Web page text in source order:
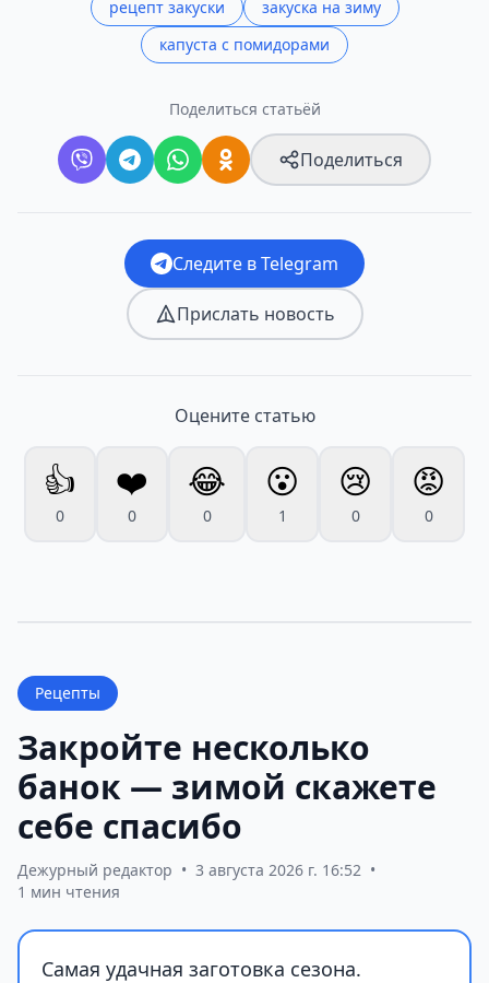
рецепт закуски
закуска на зиму
капуста с помидорами
Поделиться статьёй
Поделиться
Следите в Telegram
Прислать новость
Оцените статью
👍
0
❤️
0
😂
0
😮
1
😢
0
😡
0
Рецепты
Закройте несколько
банок — зимой скажете
себе спасибо
Дежурный редактор • 3 августа 2026 г. 16:52 •
1 мин чтения
Самая удачная заготовка сезона.